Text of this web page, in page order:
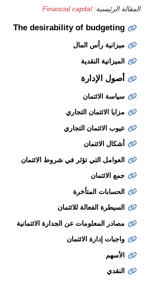
المقالة الرئيسية:Financial capital
The desirability of budgeting
ميزانية رأس المال
الميزانية النقدية
أصول الإدارة
سياسة الائتمان
مزايا الائتمان التجاري
عيوب الائتمان التجاري
أشكال الائتمان
العوامل التي تؤثر في شروط الائتمان
جمع الائتمان
الحسابات المتأخرة
السيطرة الفعالة للائتمان
مصادر المعلومات عن الجدارة الائتمانية
واجبات إدارة الائتمان
الأسهم
النقدي